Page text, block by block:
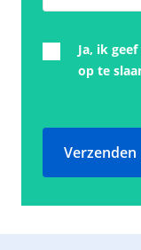
Ja, ik
op te
Verzenden